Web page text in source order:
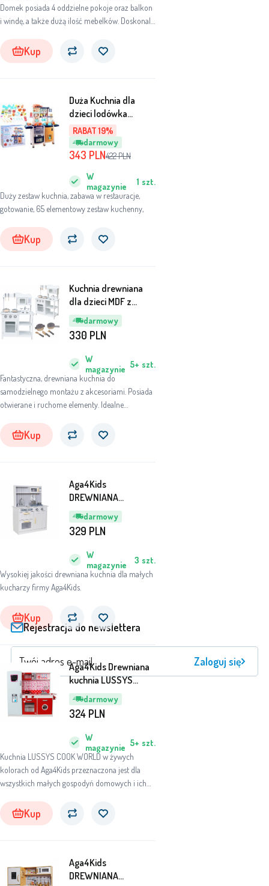
Domek posiada 4 oddzielne pokoje oraz balkon
i windę, a także dużą ilość mebelków. Doskonale
długie godziny. Tworzywo: drewno. Wiek
dziecka: 3+. Wymiary domku: 82x30x117cm.
Kup
RABAT 19%
darmowy
Duża Kuchnia dla
dzieci lodówka
piekarnik ZA3547
uniwersalny
Duży zestaw kuchnia, zabawa w restauracje,
gotowanie, 65 elementowy zestaw kuchenny,
W
magazynie
1 szt.
343 PLN422PLN
Kup
darmowy
Kuchnia drewniana
dla dzieci MDF z
akcesoriami 85cm
Fantastyczna, drewniana kuchnia do
samodzielnego montażu z akcesoriami. Posiada
otwierane i ruchome elementy. Idealne
85x59x30cmWysyłka:InPost mały: 1sztInPost
duży: 3sztGLS: 3sztPaleta: 34szt
W
magazynie 5+ szt.
330 PLN
Kup
darmowy
Aga4Kids
DREWNIANA
KUCHNIA DLA DZIECI
MR6158
Wysokiej jakości drewniana kuchnia dla małych
kucharzy firmy Aga4Kids.
W
magazynie
3 szt.
329 PLN
Kup
darmowy
Aga4Kids Drewniana
kuchnia LUSSYS
COOK WORLD
Kuchnia LUSSYS COOK WORLD w żywych
kolorach od Aga4Kids przeznaczona jest dla
wszystkich małych gospodyń domowych i ich
W
magazynie 5+ szt.
324 PLN
Kup
Aga4Kids
DREWNIANA
Rejestracja do newslettera
Zaloguj się